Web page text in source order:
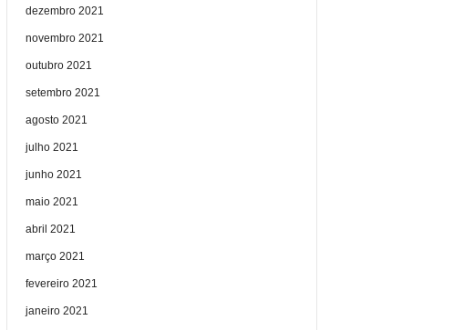
dezembro 2021
novembro 2021
outubro 2021
setembro 2021
agosto 2021
julho 2021
junho 2021
maio 2021
abril 2021
março 2021
fevereiro 2021
janeiro 2021